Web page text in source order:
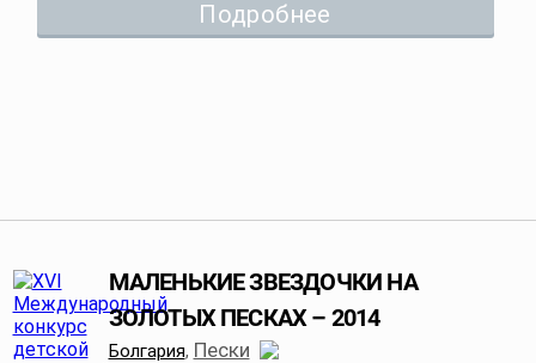
Подробнее
МАЛЕНЬКИЕ ЗВЕЗДОЧКИ НА
ЗОЛОТЫХ ПЕСКАХ – 2014
Болгария, Пески